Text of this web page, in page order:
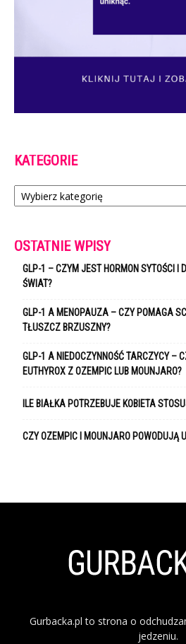
KATEGORIE
Kategorie
OSTATNIE WPISY
GLP-1 – CZYM JEST HORMON SYTOŚCI I
ŚWIAT?
GLP-1 A MENOPAUZA – CZY POMAGA
TŁUSZCZ BRZUSZNY?
GLP-1 A NIEDOCZYNNOŚĆ TARCZYCY –
EUTHYROX Z OZEMPIC LUB MOUNJARO?
ILE BIAŁKA POTRZEBUJE KOBIETA
CZY OZEMPIC I MOUNJARO POWODUJĄ
Gurbacka.pl to strona o
jedzeniu.